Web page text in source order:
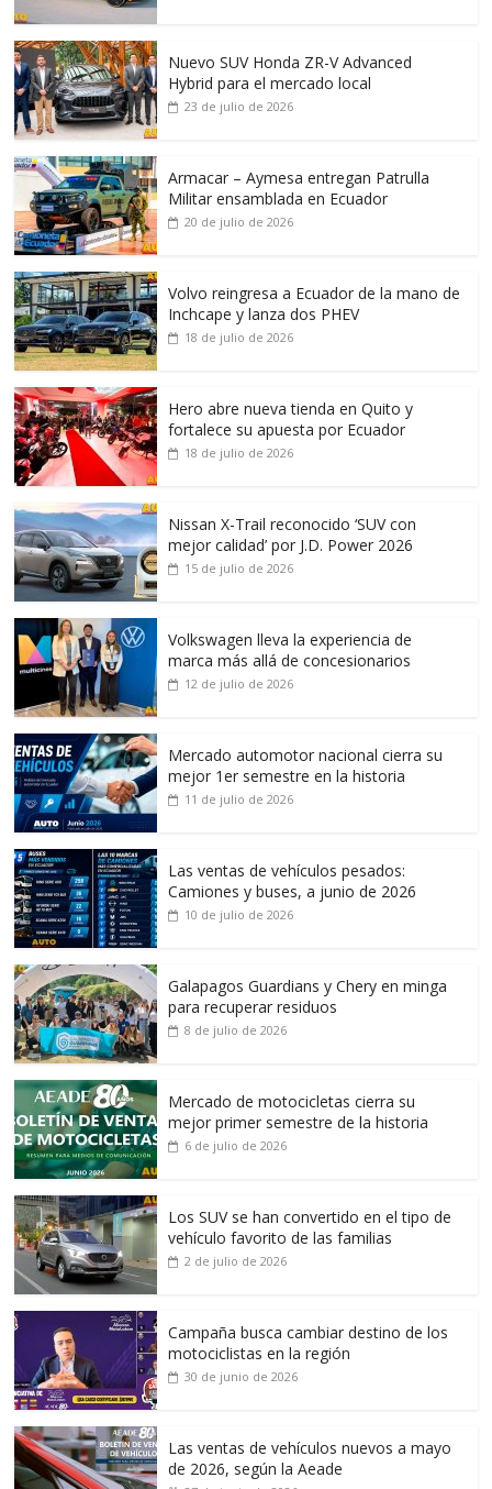
Nuevo SUV Honda ZR-V Advanced
Hybrid para el mercado local
23 de julio de 2026
Armacar – Aymesa entregan Patrulla
Militar ensamblada en Ecuador
20 de julio de 2026
Volvo reingresa a Ecuador de la mano de
Inchcape y lanza dos PHEV
18 de julio de 2026
Hero abre nueva tienda en Quito y
fortalece su apuesta por Ecuador
18 de julio de 2026
Nissan X-Trail reconocido ‘SUV con
mejor calidad’ por J.D. Power 2026
15 de julio de 2026
Volkswagen lleva la experiencia de
marca más allá de concesionarios
12 de julio de 2026
Mercado automotor nacional cierra su
mejor 1er semestre en la historia
11 de julio de 2026
Las ventas de vehículos pesados:
Camiones y buses, a junio de 2026
10 de julio de 2026
Galapagos Guardians y Chery en minga
para recuperar residuos
8 de julio de 2026
Mercado de motocicletas cierra su
mejor primer semestre de la historia
6 de julio de 2026
Los SUV se han convertido en el tipo de
vehículo favorito de las familias
2 de julio de 2026
Campaña busca cambiar destino de los
motociclistas en la región
30 de junio de 2026
Las ventas de vehículos nuevos a mayo
de 2026, según la Aeade